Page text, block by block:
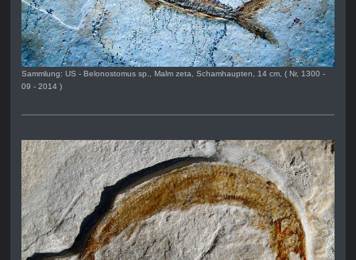
Sammlung: US - Belonostomus sp., Malm zeta, Schamhaupten, 14 cm, ( Nr, 1300 -
09 - 2014 )